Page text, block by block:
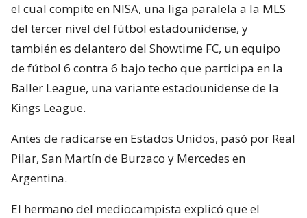
el cual compite en NISA, una liga paralela a la MLS
del tercer nivel del fútbol estadounidense, y
también es delantero del Showtime FC, un equipo
de fútbol 6 contra 6 bajo techo que participa en la
Baller League, una variante estadounidense de la
Kings League.
Antes de radicarse en Estados Unidos, pasó por Real
Pilar, San Martín de Burzaco y Mercedes en
Argentina.
El hermano del mediocampista explicó que el